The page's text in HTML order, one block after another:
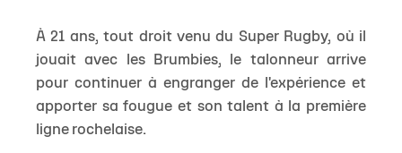
À 21 ans, tout droit venu du Super Rugby, où il
jouait avec les Brumbies, le talonneur arrive
pour continuer à engranger de l'expérience et
apporter sa fougue et son talent à la première
ligne rochelaise.